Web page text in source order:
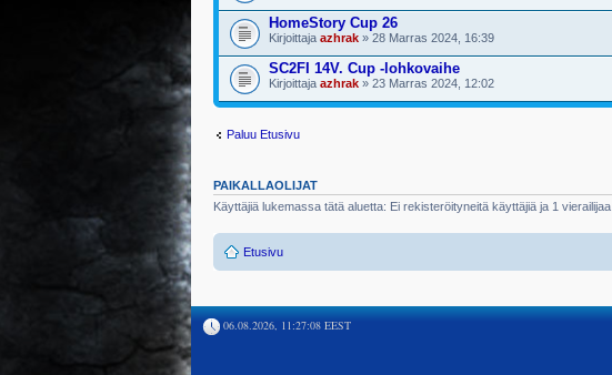
HomeStory Cup 26
Kirjoittaja azhrak » 28 Marras 2024, 16:39
SC2FI 14V. Cup -lohkovaihe
Kirjoittaja azhrak » 23 Marras 2024, 12:02
Paluu Etusivu
PAIKALLAOLIJAT
Käyttäjiä lukemassa tätä aluetta: Ei rekisteröityneitä käyttäjiä ja 1 vierailijaa
Etusivu
06.08.2026, 11:27:08 EEST